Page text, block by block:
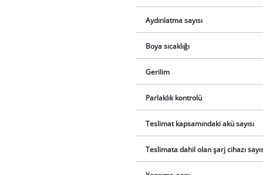
Aydınlatma sayısı
Boya sıcaklığı
Gerilim
Parlaklık kontrolü
Teslimat kapsamındaki akü sayısı
Teslimata dahil olan şarj cihazı